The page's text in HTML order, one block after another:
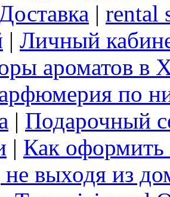
| rental
| Личный
ароматов в
по
| Подарочный
| Как оформить
не выходя из